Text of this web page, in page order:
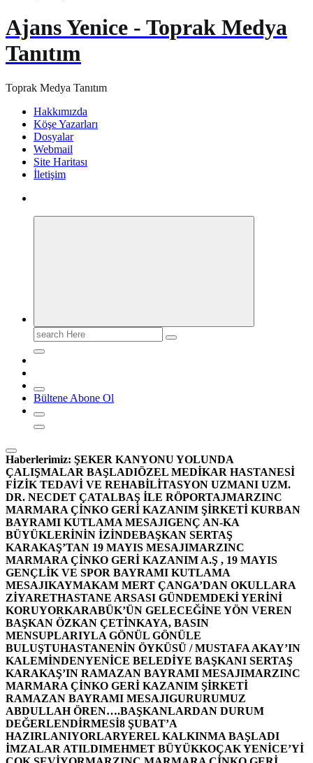
Ajans Yenice - Toprak Medya
Tanıtım
Toprak Medya Tanıtım
Hakkımızda
Köşe Yazarları
Dosyalar
Webmail
Site Haritası
İletişim
Search
for:
Bültene Abone Ol
Haberlerimiz: ŞEKER KANYONU YOLUNDA
ÇALIŞMALAR BAŞLADIÖZEL MEDİKAR HASTANESİ
FİZİK TEDAVİ VE REHABİLİTASYON UZMANI UZM.
DR. NECDET ÇATALBAŞ İLE RÖPORTAJMARZINC
MARMARA ÇİNKO GERİ KAZANIM ŞİRKETİ KURBAN
BAYRAMI KUTLAMA MESAJIGENÇ AN-KA
BÜYÜKLERİNİN İZİNDEBAŞKAN SERTAŞ
KARAKAŞ’TAN 19 MAYIS MESAJIMARZINC
MARMARA ÇİNKO GERİ KAZANIM A.Ş , 19 MAYIS
GENÇLİK VE SPOR BAYRAMI KUTLAMA
MESAJIKAYMAKAM MERT ÇANGA’DAN OKULLARA
ZİYARETHASTANE ARSASI GÜNDEMDEKİ YERİNİ
KORUYORKARABÜK’ÜN GELECEĞİNE YÖN VEREN
BAŞKAN ÖZKAN ÇETİNKAYA, BASIN
MENSUPLARIYLA GÖNÜL GÖNÜLE
BULUŞTUHASTANENİN ÖYKÜSÜ / MUSTAFA AKAY’IN
KALEMİNDENYENİCE BELEDİYE BAŞKANI SERTAŞ
KARAKAŞ’IN RAMAZAN BAYRAMI MESAJIMARZINC
MARMARA ÇİNKO GERİ KAZANIM ŞİRKETİ
RAMAZAN BAYRAMI MESAJIGURURUMUZ
ABDULLAH ÖREN….BAŞKANLARDAN DURUM
DEĞERLENDİRMESİ8 ŞUBAT’A
HAZIRLANIYORLARYEREL KALKINMA BAŞLADI
İMZALAR ATILDIMEHMET BÜYÜKKOÇAK YENİCE’Yİ